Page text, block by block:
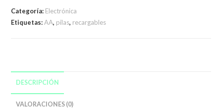
Categoría: Electrónica
Etiquetas:AA, pilas, recargables
DESCRIPCIÓN
VALORACIONES (0)